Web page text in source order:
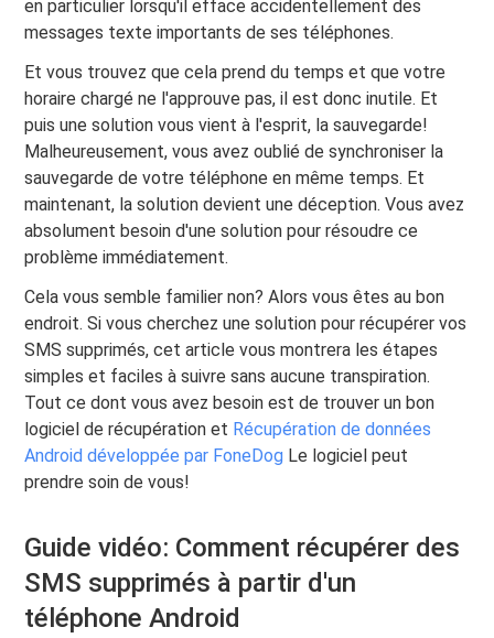
en particulier lorsqu'il efface accidentellement des
messages texte importants de ses téléphones.
Et vous trouvez que cela prend du temps et que votre
horaire chargé ne l'approuve pas, il est donc inutile. Et
puis une solution vous vient à l'esprit, la sauvegarde!
Malheureusement, vous avez oublié de synchroniser la
sauvegarde de votre téléphone en même temps. Et
maintenant, la solution devient une déception. Vous avez
absolument besoin d'une solution pour résoudre ce
problème immédiatement.
Cela vous semble familier non? Alors vous êtes au bon
endroit. Si vous cherchez une solution pour récupérer vos
SMS supprimés, cet article vous montrera les étapes
simples et faciles à suivre sans aucune transpiration.
Tout ce dont vous avez besoin est de trouver un bon
logiciel de récupération et Récupération de données
Android développée par FoneDog Le logiciel peut
prendre soin de vous!
Guide vidéo: Comment récupérer des
SMS supprimés à partir d'un
téléphone Android